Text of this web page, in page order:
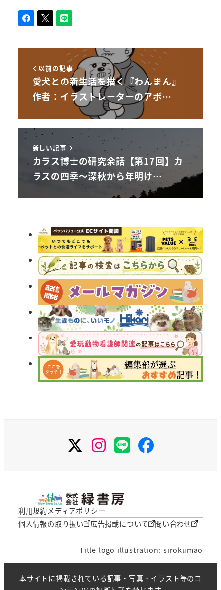
以前の記事
愛犬との新生活を描く『わんまん』
作者：イラストレーターのアボ…
新しい記事
カラス博士の研究余話【第17回】カ
ラスの四季～深秋から年明け…
Instagram
LINE Facebook
利用規約メディアポリシー
個人情報の取り扱い
広告掲載について 問い合わせ
Title logo illustration: sirokumao
本サイトに掲載されている記事・写真・イラスト等のコ